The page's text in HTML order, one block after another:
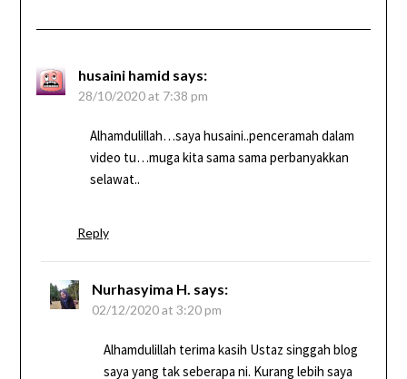
husaini hamid says:
28/10/2020 at 7:38 pm
Alhamdulillah…saya husaini..penceramah dalam
video tu…muga kita sama sama perbanyakkan
selawat..
Reply
Nurhasyima H. says:
02/12/2020 at 3:20 pm
Alhamdulillah terima kasih Ustaz singgah blog
saya yang tak seberapa ni. Kurang lebih saya